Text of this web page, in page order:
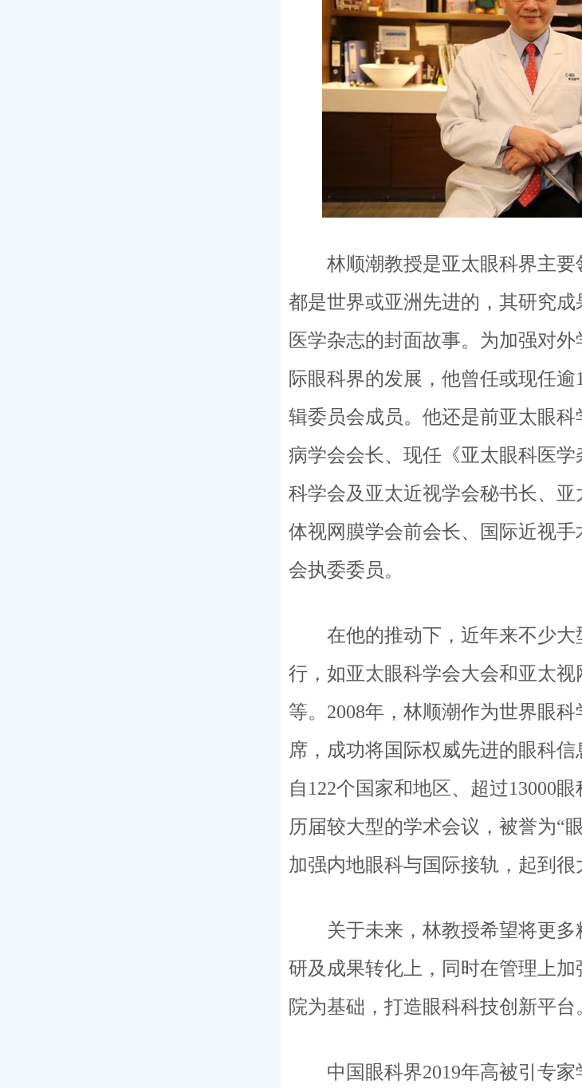
林顺潮教授是亚太眼科界主要
都是世界或亚洲先进的，其研究
医学杂志的封面故事。为加强对
际眼科界的发展，他曾任或现任
辑委员会成员。他还是前亚太眼
病学会会长、现任《亚太眼科医
科学会及亚太近视学会秘书长、
体视网膜学会前会长、国际近视
会执委委员。
在他的推动下，近年来不少大
行，如亚太眼科学会大会和亚太
等。2008年，林顺潮作为世界眼
席，成功将国际权威先进的眼科
自122个国家和地区、超过13000
历届较大型的学术会议，被誉为“
加强内地眼科与国际接轨，起到很
关于未来，林教授希望将更多
研及成果转化上，同时在管理上
院为基础，打造眼科科技创新平台
中国眼科界2019年高被引专家